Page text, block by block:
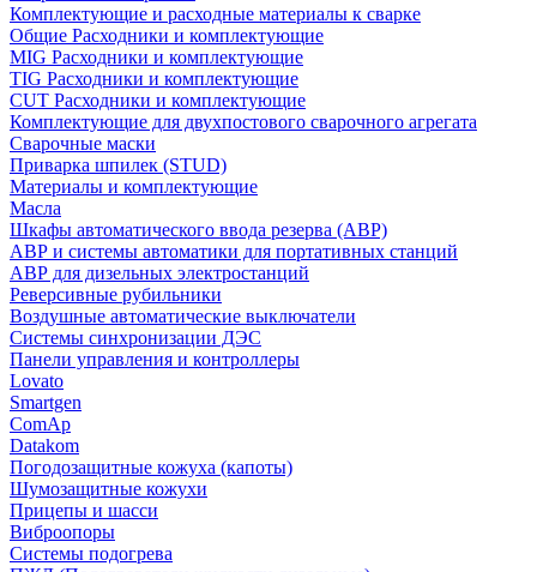
Комплектующие и расходные материалы к сварке
Общие Расходники и комплектующие
MIG Расходники и комплектующие
TIG Расходники и комплектующие
CUT Расходники и комплектующие
Комплектующие для двухпостового сварочного агрегата
Сварочные маски
Приварка шпилек (STUD)
Материалы и комплектующие
Масла
Шкафы автоматического ввода резерва (АВР)
АВР и системы автоматики для портативных станций
АВР для дизельных электростанций
Реверсивные рубильники
Воздушные автоматические выключатели
Системы синхронизации ДЭС
Панели управления и контроллеры
Lovato
Smartgen
ComAp
Datakom
Погодозащитные кожуха (капоты)
Шумозащитные кожухи
Прицепы и шасси
Виброопоры
Системы подогрева